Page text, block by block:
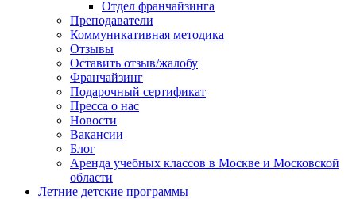
Отдел франчайзинга
Преподаватели
Коммуникативная методика
Отзывы
Оставить отзыв/жалобу
Франчайзинг
Подарочный сертификат
Пресса о нас
Новости
Вакансии
Блог
Аренда учебных классов в Москве и Московской
области
Летние детские программы